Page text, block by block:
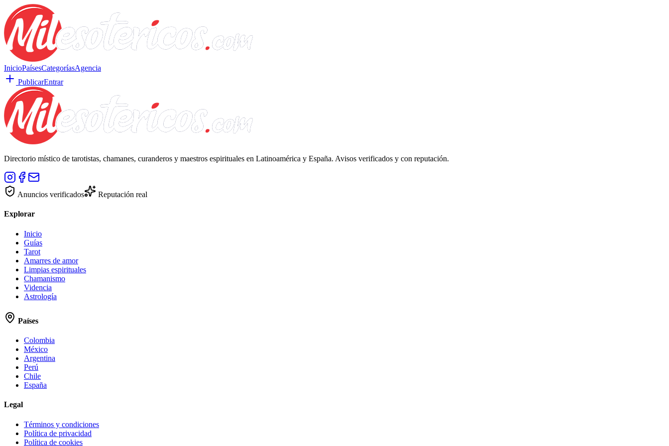
InicioPaísesCategoríasAgencia
PublicarEntrar
Directorio místico de tarotistas, chamanes, curanderos y maestros espirituales en Latinoamérica y España. Avisos verificados y con reputación.
Anuncios verificados Reputación real
Explorar
Inicio
Guías
Tarot
Amarres de amor
Limpias espirituales
Chamanismo
Videncia
Astrología
Países
Colombia
México
Argentina
Perú
Chile
España
Legal
Términos y condiciones
Política de privacidad
Política de cookies